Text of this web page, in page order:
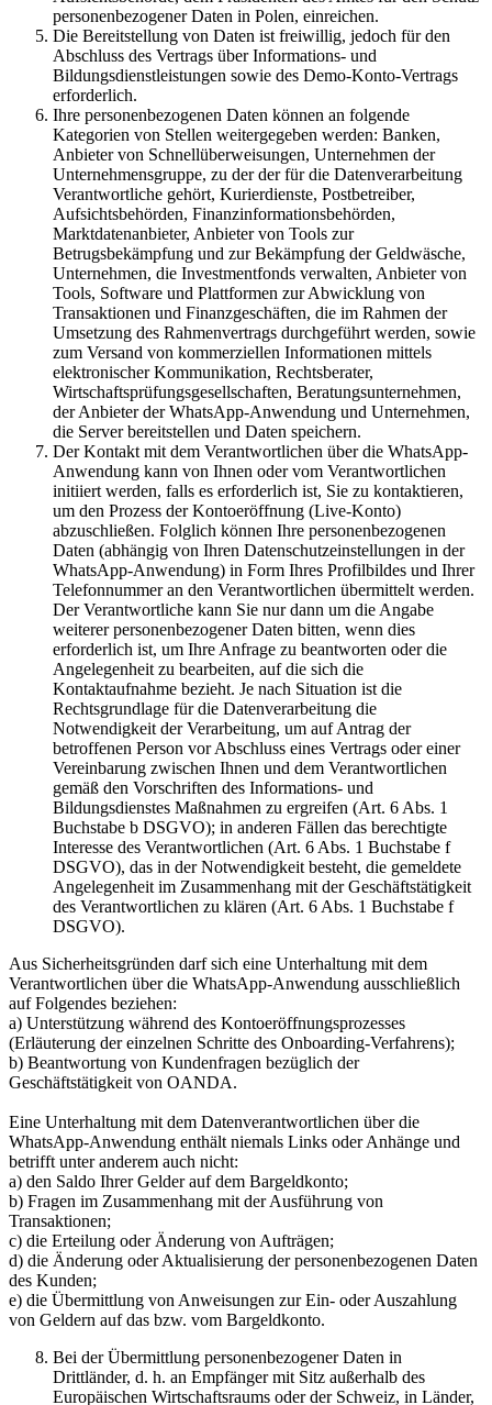
personenbezogener Daten in Polen, einreichen.
Die Bereitstellung von Daten ist freiwillig, jedoch für den
Abschluss des Vertrags über Informations- und
Bildungsdienstleistungen sowie des Demo-Konto-Vertrags
erforderlich.
Ihre personenbezogenen Daten können an folgende
Kategorien von Stellen weitergegeben werden: Banken,
Anbieter von Schnellüberweisungen, Unternehmen der
Unternehmensgruppe, zu der der für die Datenverarbeitung
Verantwortliche gehört, Kurierdienste, Postbetreiber,
Aufsichtsbehörden, Finanzinformationsbehörden,
Marktdatenanbieter, Anbieter von Tools zur
Betrugsbekämpfung und zur Bekämpfung der Geldwäsche,
Unternehmen, die Investmentfonds verwalten, Anbieter von
Tools, Software und Plattformen zur Abwicklung von
Transaktionen und Finanzgeschäften, die im Rahmen der
Umsetzung des Rahmenvertrags durchgeführt werden, sowie
zum Versand von kommerziellen Informationen mittels
elektronischer Kommunikation, Rechtsberater,
Wirtschaftsprüfungsgesellschaften, Beratungsunternehmen,
der Anbieter der WhatsApp-Anwendung und Unternehmen,
die Server bereitstellen und Daten speichern.
Der Kontakt mit dem Verantwortlichen über die WhatsApp-
Anwendung kann von Ihnen oder vom Verantwortlichen
initiiert werden, falls es erforderlich ist, Sie zu kontaktieren,
um den Prozess der Kontoeröffnung (Live-Konto)
abzuschließen. Folglich können Ihre personenbezogenen
Daten (abhängig von Ihren Datenschutzeinstellungen in der
WhatsApp-Anwendung) in Form Ihres Profilbildes und Ihrer
Telefonnummer an den Verantwortlichen übermittelt werden.
Der Verantwortliche kann Sie nur dann um die Angabe
weiterer personenbezogener Daten bitten, wenn dies
erforderlich ist, um Ihre Anfrage zu beantworten oder die
Angelegenheit zu bearbeiten, auf die sich die
Kontaktaufnahme bezieht. Je nach Situation ist die
Rechtsgrundlage für die Datenverarbeitung die
Notwendigkeit der Verarbeitung, um auf Antrag der
betroffenen Person vor Abschluss eines Vertrags oder einer
Vereinbarung zwischen Ihnen und dem Verantwortlichen
gemäß den Vorschriften des Informations- und
Bildungsdienstes Maßnahmen zu ergreifen (Art. 6 Abs. 1
Buchstabe b DSGVO); in anderen Fällen das berechtigte
Interesse des Verantwortlichen (Art. 6 Abs. 1 Buchstabe f
DSGVO), das in der Notwendigkeit besteht, die gemeldete
Angelegenheit im Zusammenhang mit der Geschäftstätigkeit
des Verantwortlichen zu klären (Art. 6 Abs. 1 Buchstabe f
DSGVO).
Aus Sicherheitsgründen darf sich eine Unterhaltung mit dem
Verantwortlichen über die WhatsApp-Anwendung ausschließlich
auf Folgendes beziehen:
a) Unterstützung während des Kontoeröffnungsprozesses
(Erläuterung der einzelnen Schritte des Onboarding-Verfahrens);
b) Beantwortung von Kundenfragen bezüglich der
Geschäftstätigkeit von OANDA.
Eine Unterhaltung mit dem Datenverantwortlichen über die
WhatsApp-Anwendung enthält niemals Links oder Anhänge und
betrifft unter anderem auch nicht:
a) den Saldo Ihrer Gelder auf dem Bargeldkonto;
b) Fragen im Zusammenhang mit der Ausführung von
Transaktionen;
c) die Erteilung oder Änderung von Aufträgen;
d) die Änderung oder Aktualisierung der personenbezogenen Daten
des Kunden;
e) die Übermittlung von Anweisungen zur Ein- oder Auszahlung
von Geldern auf das bzw. vom Bargeldkonto.
Bei der Übermittlung personenbezogener Daten in
Drittländer, d. h. an Empfänger mit Sitz außerhalb des
Europäischen Wirtschaftsraums oder der Schweiz, in Länder,